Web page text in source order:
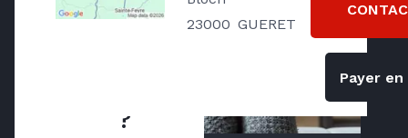
Qui
?
23000 GUERET
Payer